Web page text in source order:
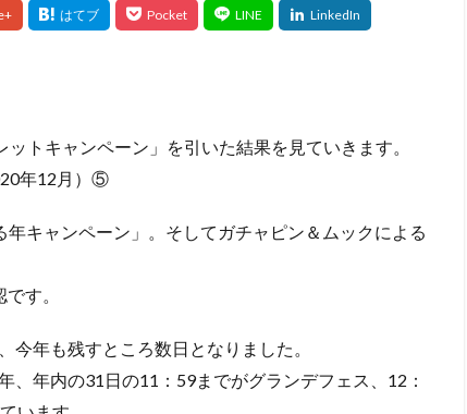
ットキャンペーン」を引いた結果を見ていきます。
年12月）⑤
キャンペーン」。そしてガチャピン＆ムックによる
す。
今年も残すところ数日となりました。
、年内の31日の11：59までがグランデフェス、12：